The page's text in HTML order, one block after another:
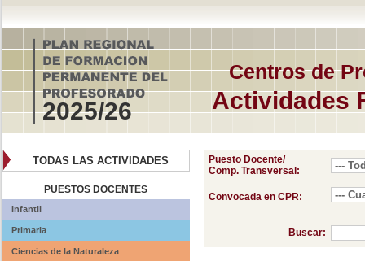
Centros de
Actividades
2025/26
TODAS LAS ACTIVIDADES
PUESTOS DOCENTES
Infantil
Primaria
Ciencias de la Naturaleza
Puesto Docente/
Comp. Transversal:
Convocada en CPR:
Buscar: